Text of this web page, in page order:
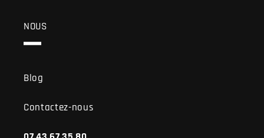
NOUS
Blog
Contactez-nous